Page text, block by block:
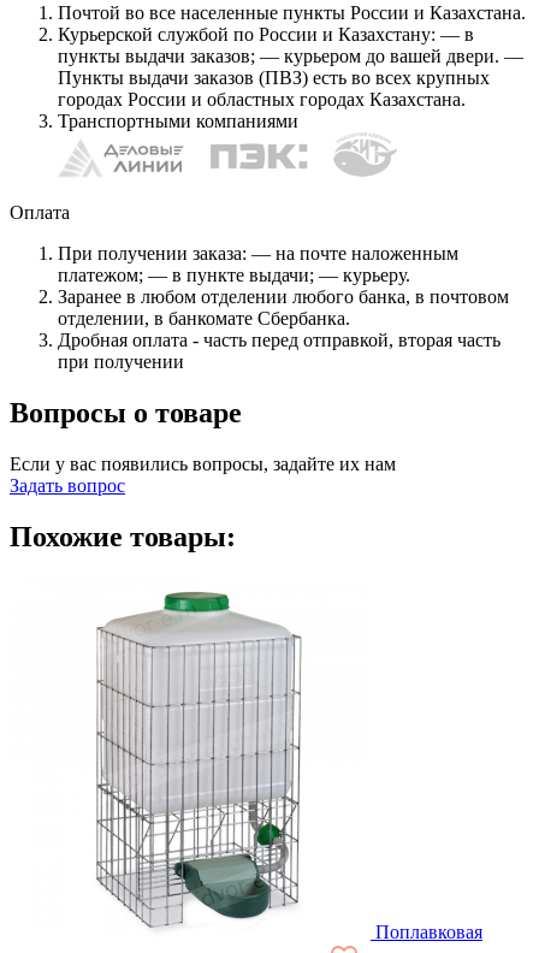
Почтой во все населенные пункты России и Казахстана.
Курьерской службой по России и Казахстану: — в
пункты выдачи заказов; — курьером до вашей двери. —
Пункты выдачи заказов (ПВЗ) есть во всех крупных
городах России и областных городах Казахстана.
Транспортными компаниями
Оплата
При получении заказа: — на почте наложенным
платежом; — в пункте выдачи; — курьеру.
Заранее в любом отделении любого банка, в почтовом
отделении, в банкомате Сбербанка.
Дробная оплата - часть перед отправкой, вторая часть
при получении
Вопросы о товаре
Если у вас появились вопросы, задайте их нам
Задать вопрос
Похожие товары:
Поплавковая